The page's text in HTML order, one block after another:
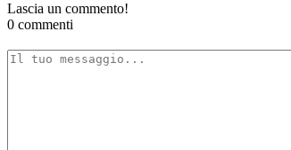
Lascia un commento!
0 commenti